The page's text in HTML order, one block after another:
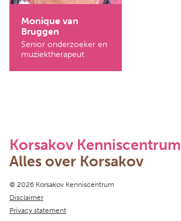
Monique van
Bruggen
Senior onderzoeker en
muziektherapeut
Korsakov Kenniscentrum
Alles over Korsakov
Copyright navigation
© 2026 Korsakov Kenniscentrum
Disclaimer
Privacy statement